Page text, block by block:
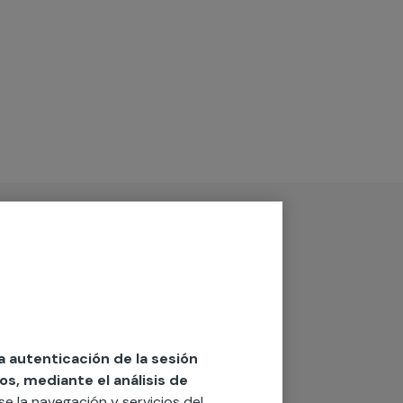
autenticación de la sesión
mediante el análisis de